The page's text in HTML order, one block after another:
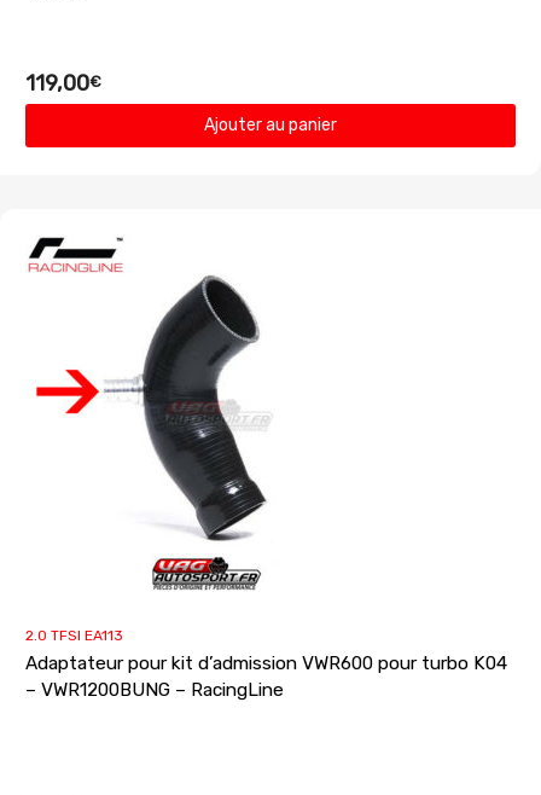
119,00€
Ajouter au panier
2.0 TFSI EA113
Adaptateur pour kit d’admission VWR600 pour turbo K04
– VWR1200BUNG – RacingLine